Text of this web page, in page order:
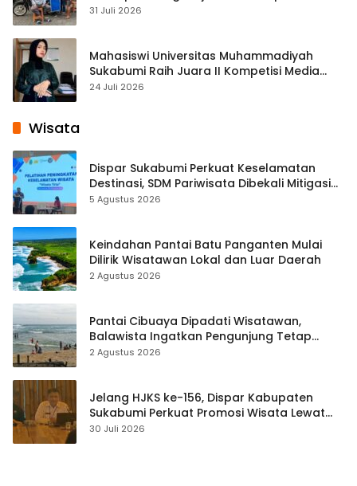
Cisaat
31 Juli 2026
Mahasiswi Universitas Muhammadiyah
Sukabumi Raih Juara II Kompetisi Media
Pembelajaran Digital Tingkat Internasional
24 Juli 2026
Wisata
Dispar Sukabumi Perkuat Keselamatan
Destinasi, SDM Pariwisata Dibekali Mitigasi
hingga Teknik Evakuasi
5 Agustus 2026
Keindahan Pantai Batu Panganten Mulai
Dilirik Wisatawan Lokal dan Luar Daerah
2 Agustus 2026
Pantai Cibuaya Dipadati Wisatawan,
Balawista Ingatkan Pengunjung Tetap
Waspada
2 Agustus 2026
Jelang HJKS ke-156, Dispar Kabupaten
Sukabumi Perkuat Promosi Wisata Lewat
Publikasi Digital
30 Juli 2026